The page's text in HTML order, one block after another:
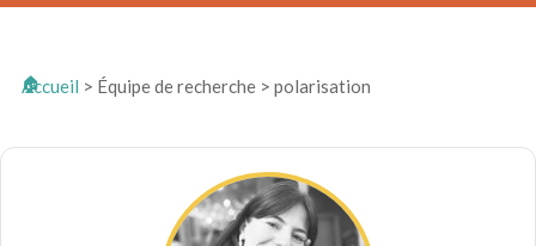
Accueil > Équipe de recherche > polarisation